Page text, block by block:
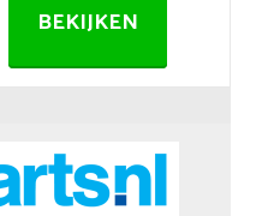
BEKIJKEN